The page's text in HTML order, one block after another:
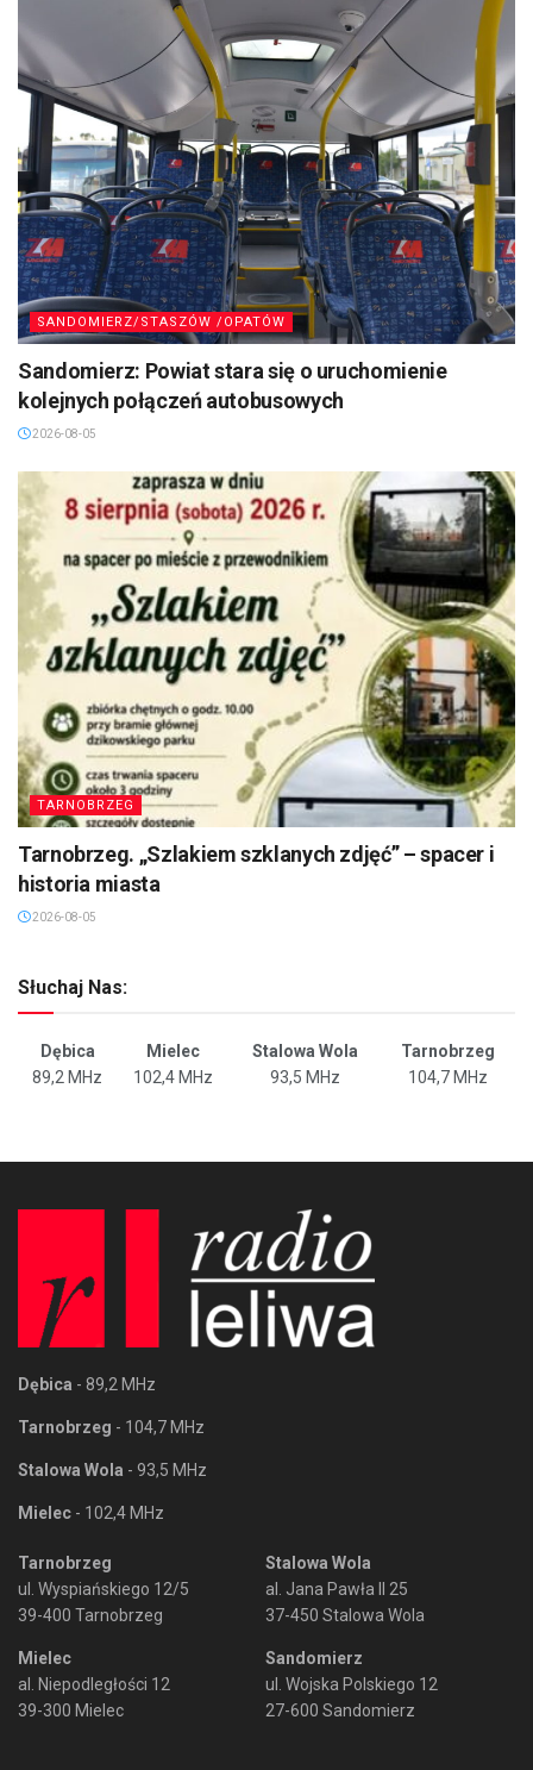
SANDOMIERZ/STASZÓW /OPATÓW
Sandomierz: Powiat stara się o uruchomienie
kolejnych połączeń autobusowych
2026-08-05
TARNOBRZEG
Tarnobrzeg. „Szlakiem szklanych zdjęć” – spacer i
historia miasta
2026-08-05
Słuchaj Nas:
Dębica Mielec Stalowa Wola
Tarnobrzeg
89,2 MHz
102,4 MHz 93,5 MHz 104,7 MHz
Dębica - 89,2 MHz
Tarnobrzeg - 104,7 MHz
Stalowa Wola - 93,5 MHz
Mielec - 102,4 MHz
Tarnobrzeg
ul. Wyspiańskiego 12/5
39-400 Tarnobrzeg
Mielec
al. Niepodległości 12
39-300 Mielec
Stalowa Wola
al. Jana Pawła II 25
37-450 Stalowa Wola
Sandomierz
ul. Wojska Polskiego 12
27-600 Sandomierz